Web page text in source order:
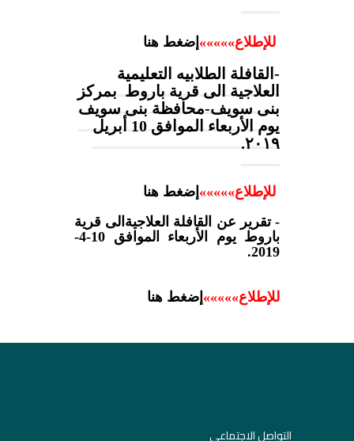
للإطلاع»»
»
»
» إضغط هنا
-القافلة الطلابيه التعليمية
العلاجية الى قرية باروط بمركز
بنى سويف-محافظة بنى سويف
يوم الأربعاء الموافق 10 أبريل
٢٠١٩.
للإطلاع»»
»
»
» إضغط هنا
- تقرير عن القافلة العلاجيةالى قرية
باروط يوم الأربعاء الموافق 10-4-
2019.
للإطلاع»»
»
»
» إضغط هنا
التواصل الاجتماعي